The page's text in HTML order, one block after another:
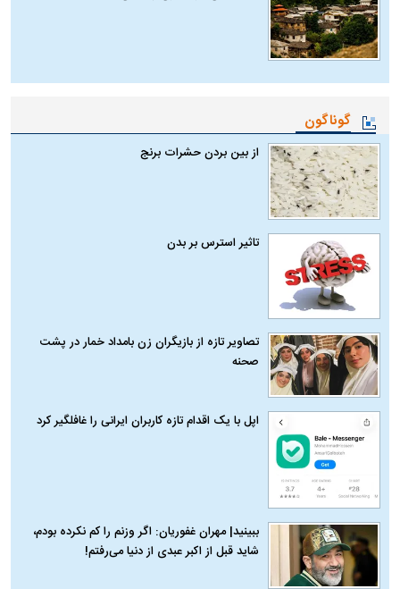
گوناگون
از بین بردن حشرات برنج
تاثیر استرس بر بدن
تصاویر تازه از بازیگران زن بامداد خمار در پشت
صحنه
اپل با یک اقدام تازه کاربران ایرانی را غافلگیر کرد
ببینید| مهران غفوریان: اگر وزنم را کم نکرده بودم،
شاید قبل از اکبر عبدی از دنیا می‌رفتم!